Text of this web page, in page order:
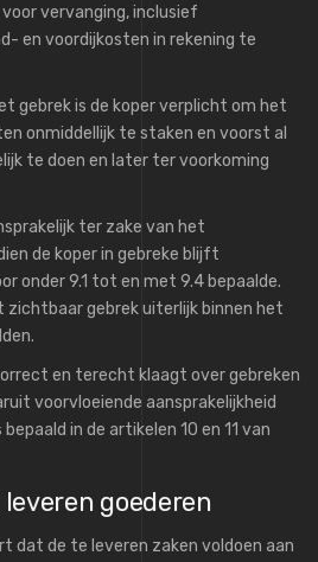
vervanging, inclusief
en voordijkosten in rekening te
gebrek is de koper verplicht om het
onmiddellijk te staken en voorst al
te doen en later ter voorkoming
ter zake van het
de koper in gebreke blijft
onder 9.1 tot en met 9.4 bepaalde.
zichtbaar gebrek uiterlijk binnen het
en terecht klaagt over gebreken
voorvloeiende aansprakelijkheid
in de artikelen 10 en 11 van
goederen
dat de te leveren zaken voldoen aan